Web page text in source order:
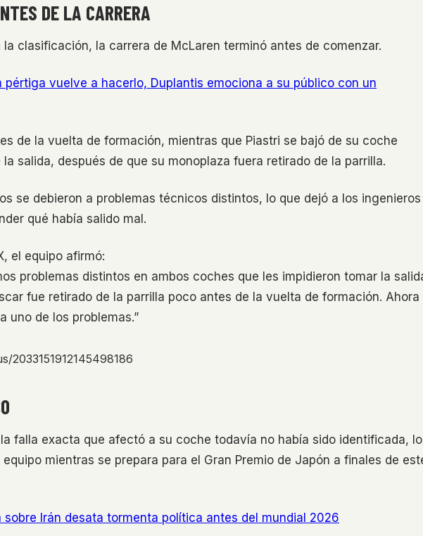
DE LA CARRERA
clasificación, la carrera de McLaren terminó antes de comenzar.
pértiga vuelve a hacerlo, Duplantis emociona a su público con un
de la vuelta de formación, mientras que Piastri se bajó de su coche
salida, después de que su monoplaza fuera retirado de la parrilla.
se debieron a problemas técnicos distintos, lo que dejó a los ingenieros
qué había salido mal.
el equipo afirmó:
problemas distintos en ambos coches que les impidieron tomar la
fue retirado de la parrilla poco antes de la vuelta de formación. Ahora
uno de los problemas.”
2033151912145498186
falla exacta que afectó a su coche todavía no había sido identificada, lo
mientras se prepara para el Gran Premio de Japón a finales de
sobre Irán desata tormenta política antes del mundial 2026